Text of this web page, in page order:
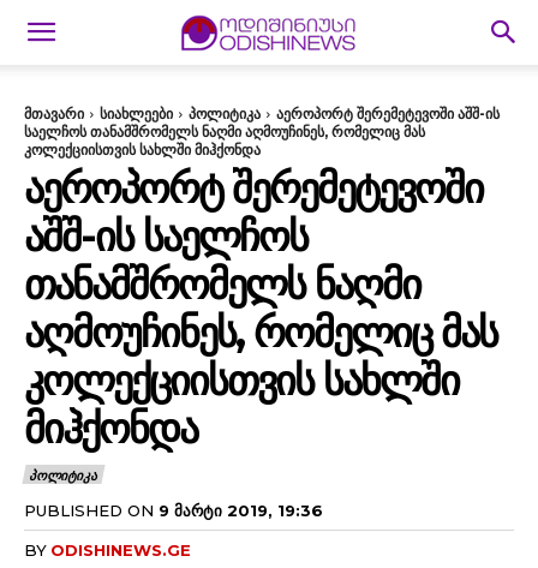
მთავარი სიახლეები პოლიტიკა
აეროპორტ შერემეტევოში აშშ-ის
საელჩოს თანამშრომელს ნაღმი აღმოუჩინეს, რომელიც მას
კოლექციისთვის სახლში მიჰქონდა
ᲐᲔᲠᲝᲞᲝᲠᲢ ᲨᲔᲠᲔᲛᲔᲢᲔᲕᲝᲨᲘ
ᲐᲨᲨ-ᲘᲡ ᲡᲐᲔᲚᲩᲝᲡ
ᲗᲐᲜᲐᲛᲨᲠᲝᲛᲔᲚᲡ ᲜᲐᲦᲛᲘ
ᲐᲦᲛᲝᲣᲩᲘᲜᲔᲡ, ᲠᲝᲛᲔᲚᲘᲪ ᲛᲐᲡ
ᲙᲝᲚᲔᲥᲪᲘᲘᲡᲗᲕᲘᲡ ᲡᲐᲮᲚᲨᲘ
ᲛᲘᲰᲥᲝᲜᲓᲐ
ᲞᲝᲚᲘᲢᲘᲙᲐ
PUBLISHED ON 9 ᲛᲐᲠᲢᲘ 2019, 19:36
BY ODISHINEWS.GE